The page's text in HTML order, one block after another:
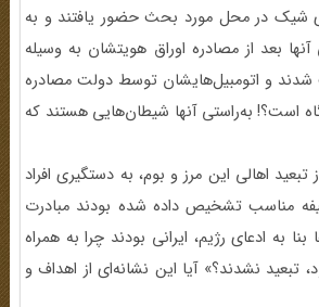
شیک در محل مورد بحث حضور یافتند و به
بعد از مصادره اوراق هویتشان به وسیله
و اتومبیل‌هایشان توسط دولت مصادره
است؟! به‌راستی آنها شیطان‌هایی هستند که
اهالی این مرز و بوم، به دستگیری افراد
مناسب تشخیص داده شده بودند مبادرت
به ادعای رژیم، ایرانی بودند چرا به همراه
تبعید نشدند؟» آیا این نشانه‌ای از اهداف و